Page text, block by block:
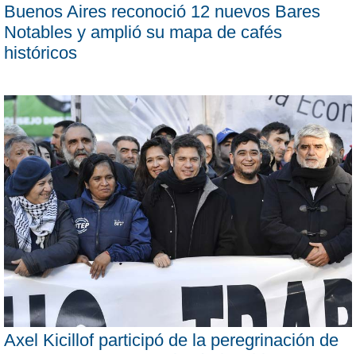
Buenos Aires reconoció 12 nuevos Bares
Notables y amplió su mapa de cafés
históricos
Axel Kicillof participó de la peregrinación de